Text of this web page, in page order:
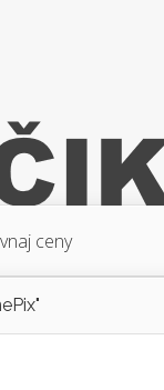
ceny